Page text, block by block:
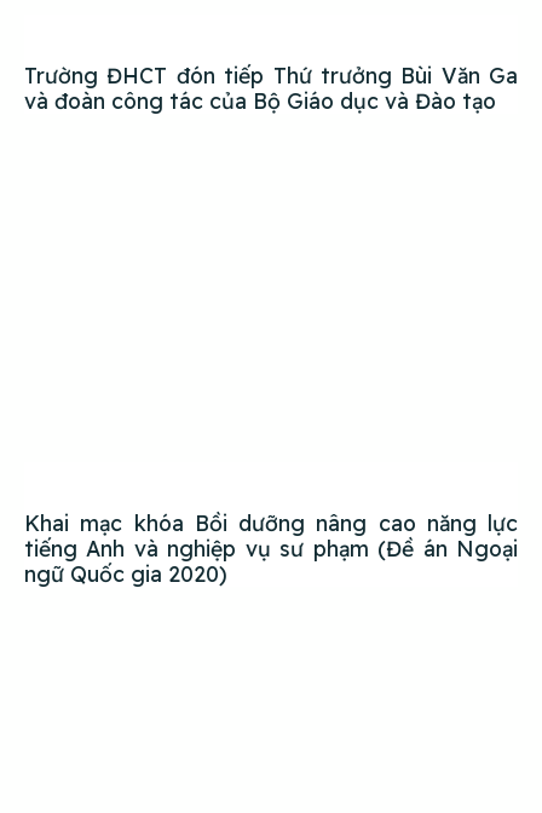
Trường ĐHCT đón tiếp Thứ trưởng Bùi Văn Ga
và đoàn công tác của Bộ Giáo dục và Đào tạo
Khai mạc khóa Bồi dưỡng nâng cao năng lực
tiếng Anh và nghiệp vụ sư phạm (Đề án Ngoại
ngữ Quốc gia 2020)